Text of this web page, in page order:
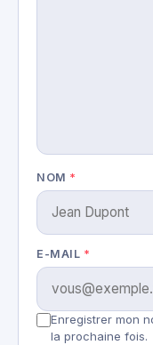
NOM *
E-MAIL *
Enregistrer mon
la prochaine fois.